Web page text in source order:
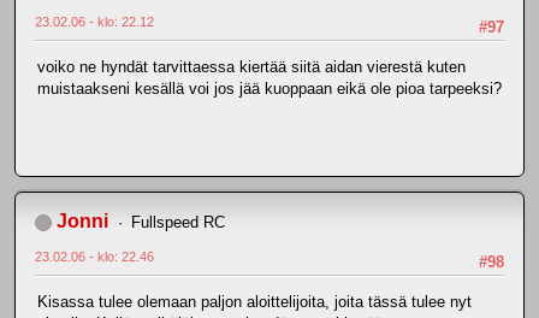
#97
23.02.06 - klo: 22.12
voiko ne hyndät tarvittaessa kiertää siitä aidan vierestä kuten
muistaakseni kesällä voi jos jää kuoppaan eikä ole pioa tarpeeksi?
Jonni Fullspeed RC
#98
23.02.06 - klo: 22.46
Kisassa tulee olemaan paljon aloittelijoita, joita tässä tulee nyt